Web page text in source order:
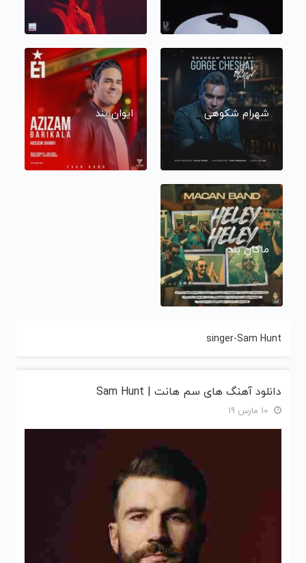
شهرام شکوهی ایوان بند
ماکان بند
singer-Sam Hunt
دانلود آهنگ های سم هانت | Sam Hunt